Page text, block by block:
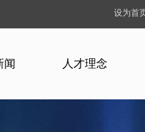
设为首
闻 人才理念